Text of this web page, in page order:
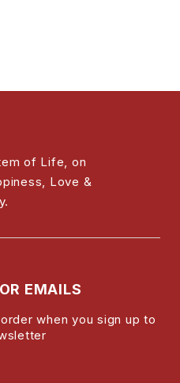
of Life, on
Love &
EMAILS
when you sign up to